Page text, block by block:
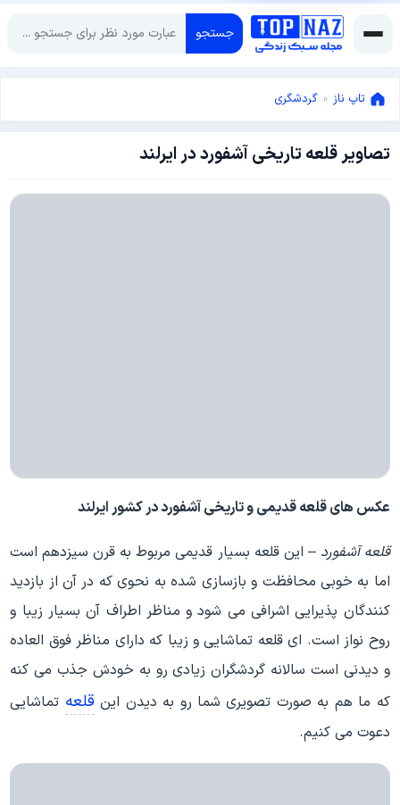
جستجو
تاپ ناز » گردشگری
تصاویر قلعه تاریخی آشفورد در ایرلند
ژانویه
2015
عکس های قلعه قدیمی و تاریخی آشفورد در کشور ایرلند
قلعه آشفورد – این قلعه بسیار قدیمی مربوط به قرن سیزدهم است
اما به خوبی محافظت و بازسازی شده به نحوی که در آن از بازدید
کنندگان پذیرایی اشرافی می شود و مناظر اطراف آن بسیار زیبا و
روح نواز است. ای قلعه تماشایی و زیبا که دارای مناظر فوق العاده
و دیدنی است سالانه گردشگران زیادی رو به خودش جذب می کنه
که ما هم به صورت تصویری شما رو به دیدن اینقلعه تماشایی
دعوت می کنیم.